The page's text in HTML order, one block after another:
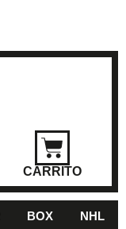
CARRITO
BOX NHL